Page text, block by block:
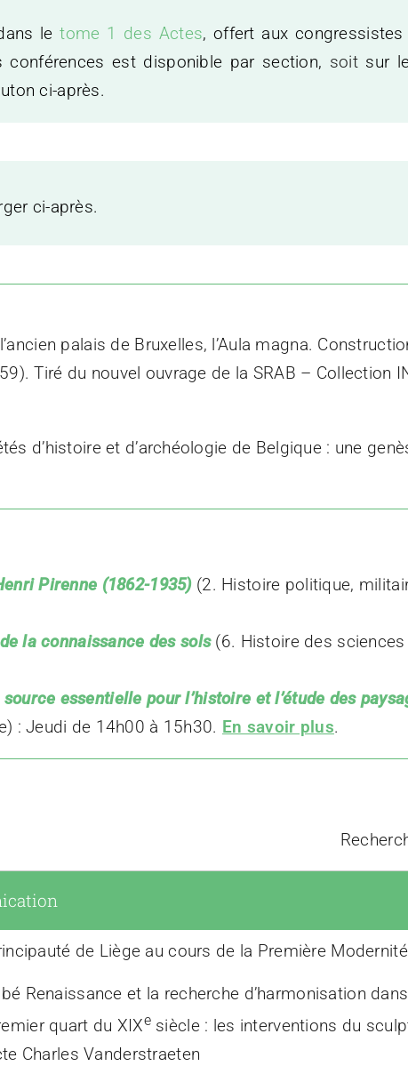
le tome 1 des Actes, offert aux congressistes
conférences est disponible par section, soit sur
ci-après.
ci-après.
palais de Bruxelles, l’Aula magna.
Tiré du nouvel ouvrage de la SRAB – Collection
d’histoire et d’archéologie de Belgique : une
Pirenne (1862-1935)(2. Histoire politique,
la connaissance des sols(6. Histoire des
essentielle pour l’histoire et l’étude des
: Jeudi de 14h00 à 15h30. En savoir plus.
de Liège au cours de la Première Modernité
Renaissance et la recherche d’harmonisation
quart du XIXesiècle : les interventions du
Charles Vanderstraeten